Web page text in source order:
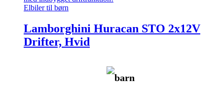
Elbiler til børn
Lamborghini Huracan STO 2x12V
Drifter, Hvid
barn